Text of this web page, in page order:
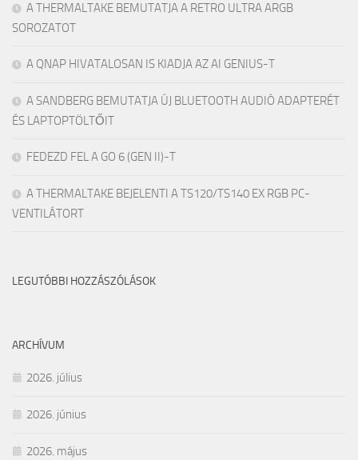
A THERMALTAKE BEMUTATJA A RETRO ULTRA ARGB
SOROZATOT
A QNAP HIVATALOSAN IS KIADJA AZ AI GENIUS-T
A SANDBERG BEMUTATJA ÚJ BLUETOOTH AUDIÓ ADAPTERÉT
ÉS LAPTOPTÖLTŐIT
FEDEZD FEL A GO 6 (GEN II)-T
A THERMALTAKE BEJELENTI A TS120/TS140 EX RGB PC-
VENTILÁTORT
LEGUTÓBBI HOZZÁSZÓLÁSOK
ARCHÍVUM
2026. július
2026. június
2026. május